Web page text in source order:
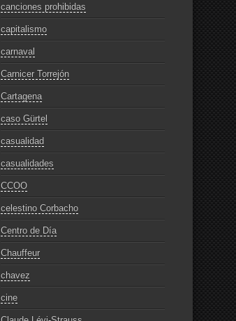
canciones prohibidas
capitalismo
carnaval
Carnicer Torrejón
Cartagena
caso Gürtel
casualidad
casualidades
CCOO
celestino Corbacho
Centro de Día
Chauffeur
chavez
cine